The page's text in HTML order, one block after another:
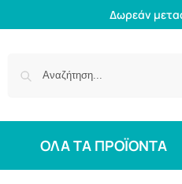
Δωρεάν
ΟΛΑ ΤΑ ΠΡΟΪΟΝΤΑ